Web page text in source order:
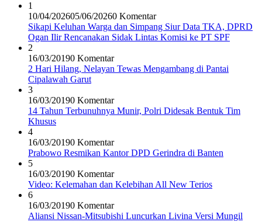
1
10/04/202605/06/20260 Komentar
Sikapi Keluhan Warga dan Simpang Siur Data TKA, DPRD
Ogan Ilir Rencanakan Sidak Lintas Komisi ke PT SPF
2
16/03/20190 Komentar
2 Hari Hilang, Nelayan Tewas Mengambang di Pantai
Cipalawah Garut
3
16/03/20190 Komentar
14 Tahun Terbunuhnya Munir, Polri Didesak Bentuk Tim
Khusus
4
16/03/20190 Komentar
Prabowo Resmikan Kantor DPD Gerindra di Banten
5
16/03/20190 Komentar
Video: Kelemahan dan Kelebihan All New Terios
6
16/03/20190 Komentar
Aliansi Nissan-Mitsubishi Luncurkan Livina Versi Mungil